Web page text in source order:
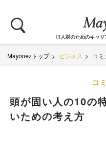
IT人材のためのキャ
Mayonezトップ ビジネス コ
コ
頭が固い人の10の
いための考え方